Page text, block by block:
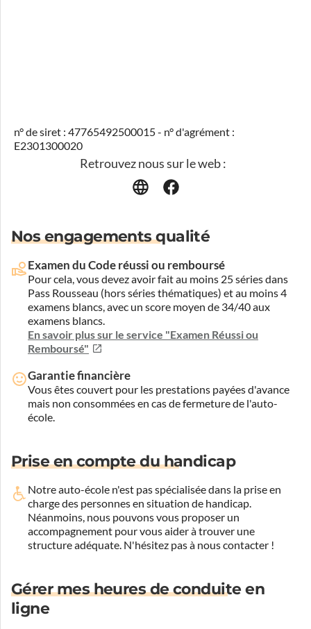
n° de siret : 47765492500015 - n° d'agrément :
E2301300020
Retrouvez nous sur le web :
Nos engagements qualité
Examen du Code réussi ou remboursé
Pour cela, vous devez avoir fait au moins 25 séries dans
Pass Rousseau (hors séries thématiques) et au moins 4
examens blancs, avec un score moyen de 34/40 aux
examens blancs.
En savoir plus sur le service "Examen Réussi ou
Remboursé"
Garantie financière
Vous êtes couvert pour les prestations payées d'avance
mais non consommées en cas de fermeture de l'auto-
école.
Prise en compte du handicap
Notre auto-école n'est pas spécialisée dans la prise en
charge des personnes en situation de handicap.
Néanmoins, nous pouvons vous proposer un
accompagnement pour vous aider à trouver une
structure adéquate. N'hésitez pas à nous contacter !
Gérer mes heures de conduite en
ligne